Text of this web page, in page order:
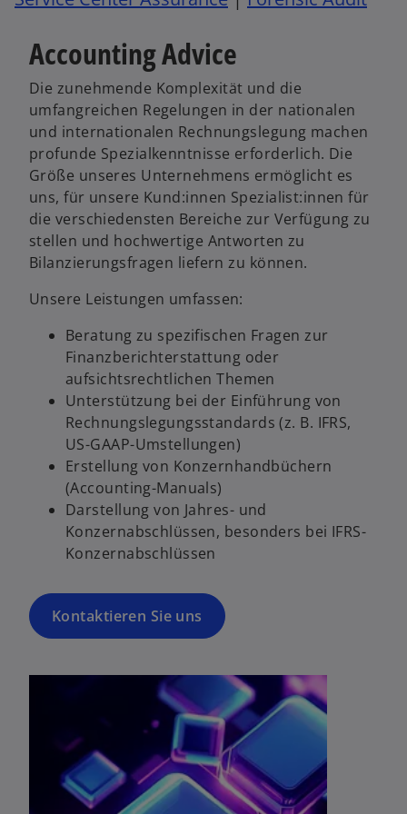
Accounting Advice
Die zunehmende Komplexität und die
umfangreichen Regelungen in der nationalen
und internationalen Rechnungslegung machen
profunde Spezialkenntnisse erforderlich. Die
Größe unseres Unternehmens ermöglicht es
uns, für unsere Kund:innen Spezialist:innen für
die verschiedensten Bereiche zur Verfügung zu
stellen und hochwertige Antworten zu
Bilanzierungsfragen liefern zu können.
Unsere Leistungen umfassen:
Beratung zu spezifischen Fragen zur
Finanzberichterstattung oder
aufsichtsrechtlichen Themen
Unterstützung bei der Einführung von
Rechnungslegungsstandards (z. B. IFRS,
US-GAAP-Umstellungen)
Erstellung von Konzernhandbüchern
(Accounting-Manuals)
Darstellung von Jahres- und
Konzernabschlüssen, besonders bei IFRS-
Konzernabschlüssen
Kontaktieren Sie uns